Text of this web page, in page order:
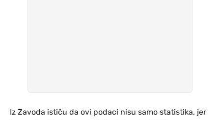
Iz Zavoda ističu da ovi podaci nisu samo statistika, jer